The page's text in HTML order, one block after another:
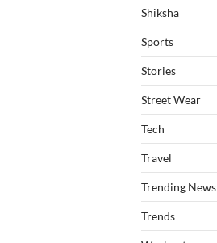
Shiksha
Sports
Stories
Street Wear
Tech
Travel
Trending News
Trends